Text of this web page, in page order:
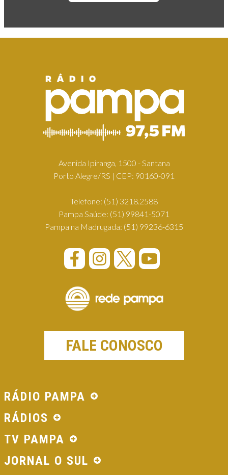
Avenida Ipiranga, 1500 - Santana
Porto Alegre/RS | CEP: 90160-091
Telefone: (51) 3218.2588
Pampa Saúde: (51) 99841-5071
Pampa na Madrugada: (51) 99236-6315
FALE CONOSCO
RÁDIO PAMPA
RÁDIOS
TV PAMPA
JORNAL O SUL